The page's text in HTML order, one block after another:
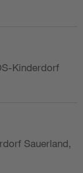
Kinderdorf
Sauerland,